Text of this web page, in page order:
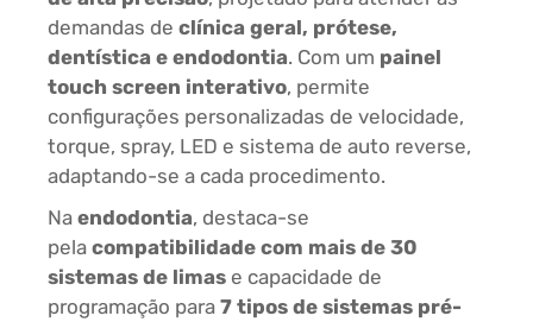
demandas de clínica geral, prótese,
dentística e endodontia. Com um painel
touch screen interativo, permite
configurações personalizadas de velocidade,
torque, spray, LED e sistema de auto reverse,
adaptando-se a cada procedimento.
Na endodontia, destaca-se
pela compatibilidade com mais de 30
sistemas de limas e capacidade de
programação para 7 tipos de sistemas pré-